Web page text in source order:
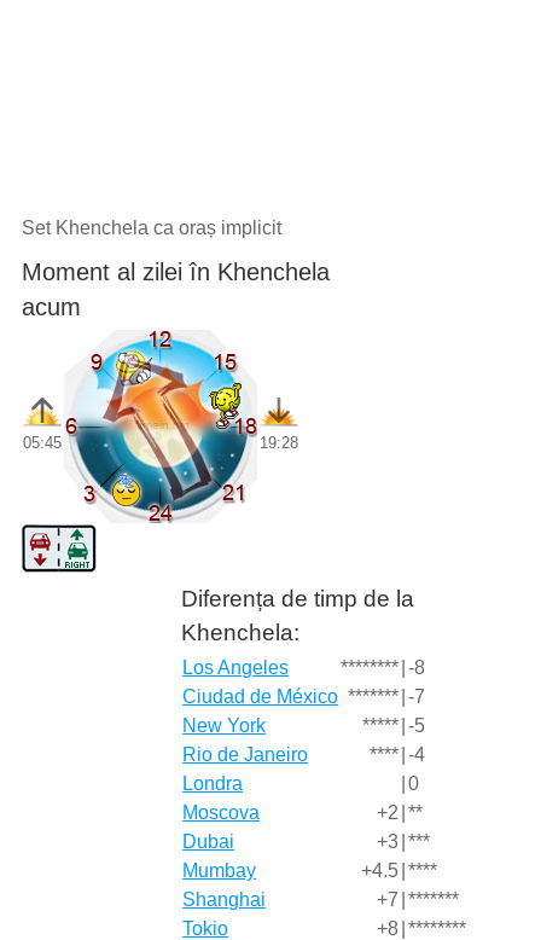
Set Khenchela ca oraș implicit
Moment al zilei în Khenchela
acum
05:45 19:28
Diferența de timp de la
Khenchela:
Los Angeles ******** -8
Ciudad de México ******* -7
New York
***** -5
Rio de Janeiro
**** -4
Londra
0
Moscova
+2 **
Dubai
+3 ***
Mumbay
+4.5 ****
Shanghai
+7 *******
Tokio
+8 ********